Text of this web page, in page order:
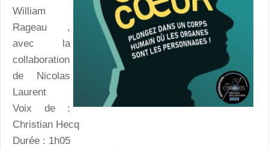
William
Rageau ,
avec la
collaboration
de Nicolas
Laurent
Voix de :
Christian Hecq
Durée : 1h05